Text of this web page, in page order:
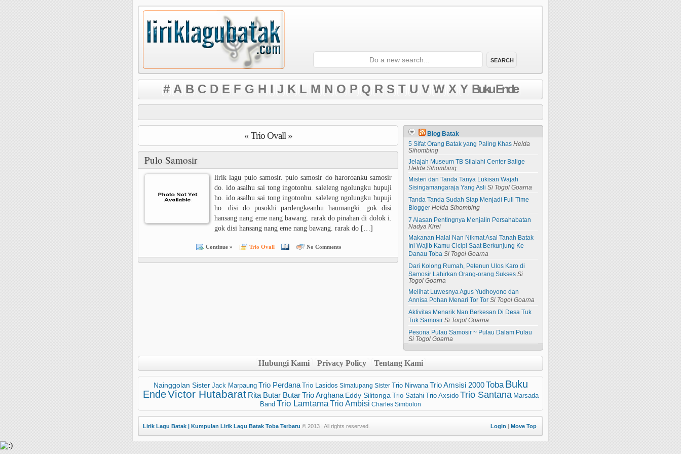
# A B C D E F G H I J K L M N O P Q R S T U V W X Y Buku Ende
« Trio Ovall »
Pulo Samosir
lirik lagu pulo samosir. pulo samosir do haroroanku samosir
do. ido asalhu sai tong ingotonhu. saleleng ngolungku hupuji
ho. ido asalhu sai tong ingotonhu. saleleng ngolungku hupuji
ho. disi do pusokhi pardengkeanhu haumangki. gok disi
hansang nang eme nang bawang. rarak do pinahan di dolok i.
gok disi hansang nang eme nang bawang. rarak do […]
Continue » Trio Ovall No Comments
Blog Batak
5 Sifat Orang Batak yang Paling Khas Helda
Sihombing
Jelajah Museum TB Silalahi Center Balige
Helda Sihombing
Misteri dan Tanda Tanya Lukisan Wajah
Sisingamangaraja Yang Asli Si Togol Goarna
Tanda Tanda Sudah Siap Menjadi Full Time
Blogger Helda Sihombing
7 Alasan Pentingnya Menjalin Persahabatan
Nadya Kirei
Makanan Halal Nan Nikmat Asal Tanah Batak
Ini Wajib Kamu Cicipi Saat Berkunjung Ke
Danau Toba Si Togol Goarna
Dari Kolong Rumah, Petenun Ulos Karo di
Samosir Lahirkan Orang-orang Sukses Si
Togol Goarna
Melihat Luwesnya Agus Yudhoyono dan
Annisa Pohan Menari Tor Tor Si Togol Goarna
Aktivitas Menarik Nan Berkesan Di Desa Tuk
Tuk Samosir Si Togol Goarna
Pesona Pulau Samosir ~ Pulau Dalam Pulau
Si Togol Goarna
Hubungi Kami Privacy Policy Tentang Kami
Nainggolan Sister Jack Marpaung Trio Perdana Trio Lasidos Simatupang Sister Trio Nirwana Trio Amsisi 2000 Toba Buku
EndeVictor Hutabarat Rita Butar Butar Trio Arghana Eddy Silitonga Trio Satahi Trio Axsido Trio Santana Marsada
Band Trio LamtamaTrio Ambisi Charles Simbolon
Lirik Lagu Batak | Kumpulan Lirik Lagu Batak Toba Terbaru © 2013 | All rights reserved. Login | Move Top